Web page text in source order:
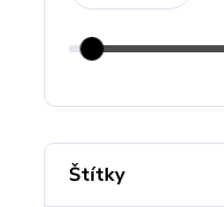
Štítky